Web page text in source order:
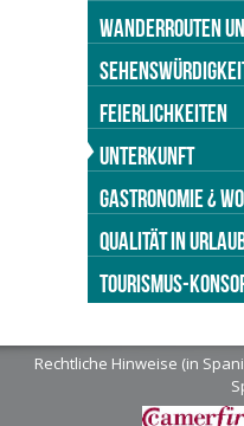
WANDERROUTEN
FEIERLICHKEITEN
UNTERKUNFT
GASTRONOMIE ¿
QUALITÄT IN
TOURISMUS-
Rechtliche Hinweise (in